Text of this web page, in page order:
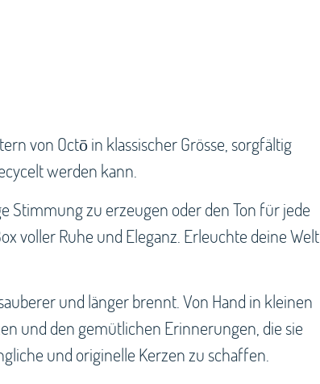
von Octō in klassischer Grösse, sorgfältig
werden kann.
Stimmung zu erzeugen oder den Ton für jede
voller Ruhe und Eleganz. Erleuchte deine Welt
und länger brennt. Von Hand in kleinen
und den gemütlichen Erinnerungen, die sie
und originelle Kerzen zu schaffen.